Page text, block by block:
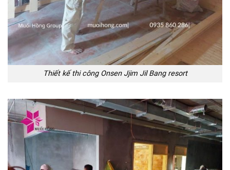
Thiết kế thi công Onsen Jjim Jil Bang resort